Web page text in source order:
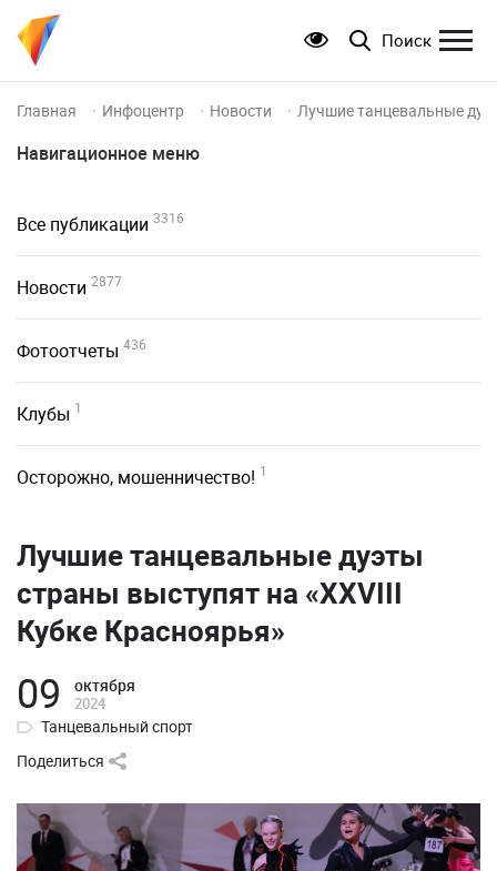
Поиск
Главная Инфоцентр Новости Лучшие танцевальные
Навигационное меню
Все публикации 3316
Новости 2877
Фотоотчеты 436
Клубы 1
Осторожно, мошенничество! 1
Лучшие танцевальные дуэты
страны выступят на «XXVIII
Кубке Красноярья»
09 октября
2024
Танцевальный спорт
Поделиться